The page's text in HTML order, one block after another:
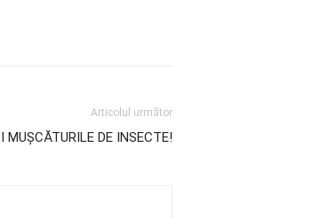
Articolul următor
MUȘCĂTURILE DE INSECTE!